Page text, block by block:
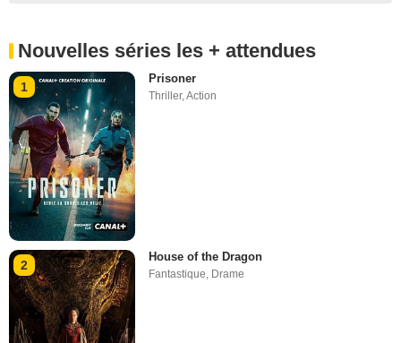
Nouvelles séries les + attendues
1
Prisoner
Thriller,Action
2
House of the Dragon
Fantastique Drame